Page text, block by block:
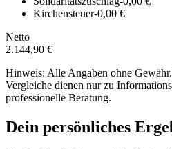
Kirchensteuer-0,00 €
Netto
2.144,90 €
Hinweis: Alle Angaben ohne
Vergleiche dienen nur zu
professionelle Beratung.
Dein persönliches